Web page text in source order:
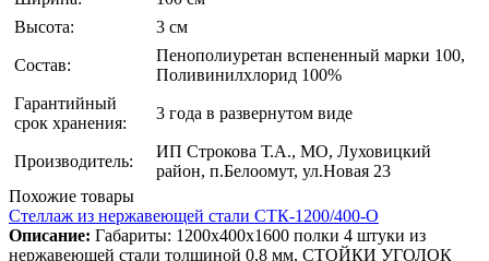
Высота:
3 см
Состав:
Пенополиуретан вспененный марки 100,
Поливинилхлорид 100%
Гарантийный
срок хранения:
3 года в развернутом виде
Производитель:
ИП Строкова Т.А., МО, Луховицкий
район, п.Белоомут, ул.Новая 23
Похожие товары
Стеллаж из нержавеющей стали СТК-1200/400-О
Описание: Габариты: 1200х400х1600 полки 4 штуки из
нержавеющей стали толщиной 0,8 мм, СТОЙКИ УГОЛОК